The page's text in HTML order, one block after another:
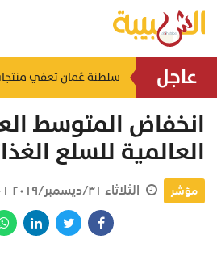
عاجل
انخفاض المتوسط
العالمية للسلع
مؤشر الثلاثاء ٣١/ديسمبر/٢٠١٩ ١٩:٠١ م